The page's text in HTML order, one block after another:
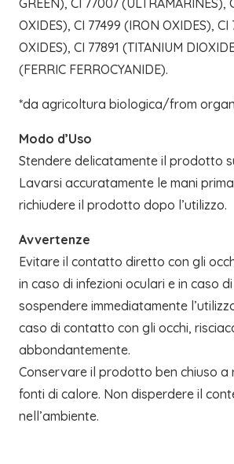
GREEN), CI 77007 (ULTRAMARINES),
OXIDES), CI 77499 (IRON OXIDES), CI
OXIDES), CI 77891 (TITANIUM
(FERRIC FERROCYANIDE).
*da agricoltura biologica/from
Modo d’Uso
Stendere delicatamente il prodotto
Lavarsi accuratamente le mani
richiudere il prodotto dopo l’utilizzo.
Avvertenze
Evitare il contatto diretto con gli
in caso di infezioni oculari e in caso
sospendere immediatamente
caso di contatto con gli occhi,
abbondantemente.
Conservare il prodotto ben chiuso a
fonti di calore. Non disperdere il
nell’ambiente.